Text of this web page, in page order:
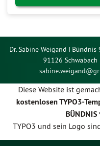
Dr. Sabine Weigand |
91126
sabine.weigand@
Diese Website ist
kostenlosen TYPO3-
TYPO3 und sein Logo